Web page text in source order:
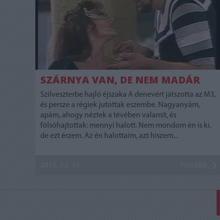
SZÁRNYA VAN, DE NEM MADÁR
Szilveszterbe hajló éjszaka A denevért játszotta az M3,
és persze a régiek jutottak eszembe. Nagyanyám,
apám, ahogy néztek a tévében valamit, és
fölsóhajtottak: mennyi halott. Nem mondom én is ki,
de ezt érzem. Az én halottaim, azt hiszem...